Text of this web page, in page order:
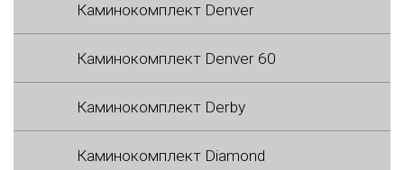
Каминокомплект Denver
Каминокомплект Denver 60
Каминокомплект Derby
Каминокомплект Diamond